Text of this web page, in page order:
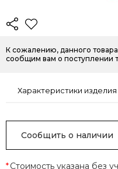
К сожалению, данного
сообщим вам о поступлении
Характеристики изделия
Сообщить о наличии
*Стоимость указана без